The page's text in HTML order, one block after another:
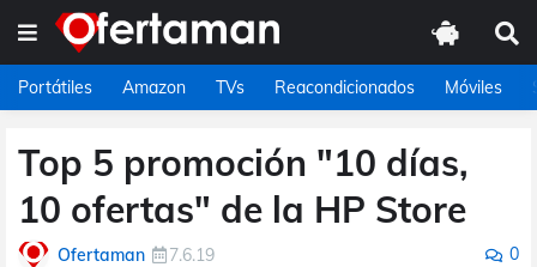
Portátiles Amazon TVs Reacondicionados Móviles
Top 5 promoción "10 días,
10 ofertas" de la HP Store
Ofertaman 7.6.19 0